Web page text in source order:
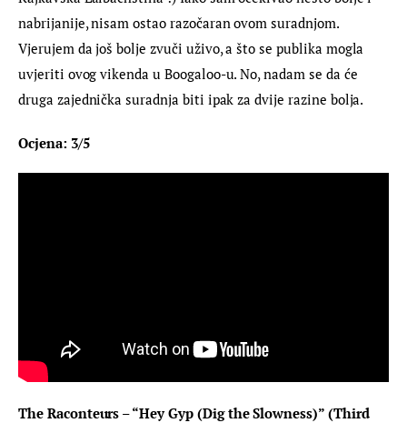
nabrijanije, nisam ostao razočaran ovom suradnjom.
Vjerujem da još bolje zvuči uživo, a što se publika mogla
uvjeriti ovog vikenda u Boogaloo-u. No, nadam se da će
druga zajednička suradnja biti ipak za dvije razine bolja.
Ocjena: 3/5
The Raconteurs – “Hey Gyp (Dig the Slowness)” (Third